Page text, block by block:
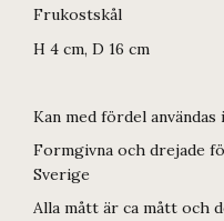
Frukostskål
H 4 cm, D 16 cm
Kan med fördel
Formgivna och drejade
Sverige
Alla mått är ca mått och